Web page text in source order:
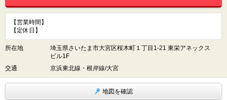
【営業時間】
【定休日】
所在地
埼玉県さいたま市大宮区桜木町１丁目1-21 東栄アネックス
ビル1F
交通
京浜東北線・根岸線/大宮
地図を確認